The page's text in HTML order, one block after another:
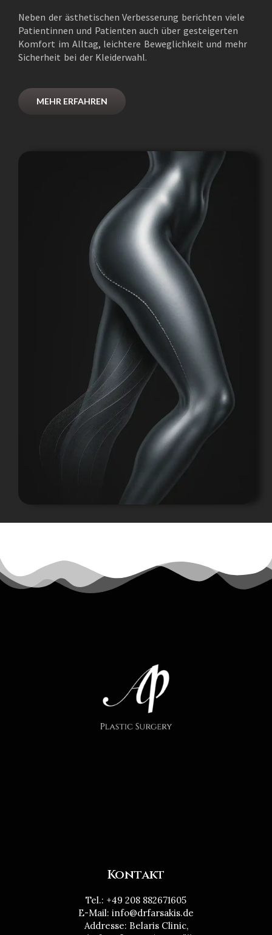
Neben der ästhetischen Verbesserung berichten viele
Patientinnen und Patienten auch über gesteigerten
Komfort im Alltag, leichtere Beweglichkeit und mehr
Sicherheit bei der Kleiderwahl.
MEHR ERFAHREN
Kontakt
Tel.: +49 208 882671605
E-Mail: info@drfarsakis.de
Addresse: Belaris Clinic,